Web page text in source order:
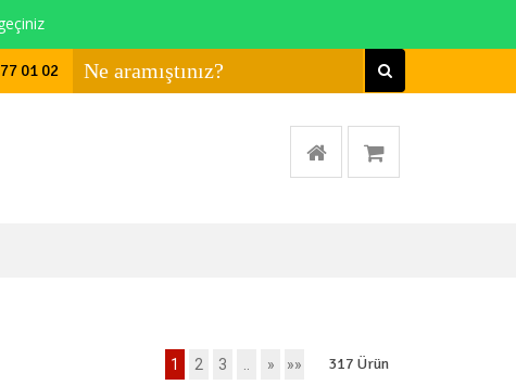
01 02
317 Ürün
1 2 3 » »»